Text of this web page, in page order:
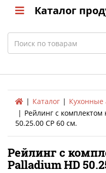
Каталог
Search
Каталог
Кухонные
Рейлинг с
50.25.00 CP 60 см.
Рейлинг с
Palladium HD